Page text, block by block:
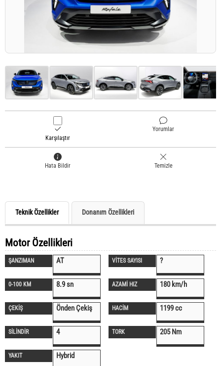
Karşılaştır
Yorumlar
Hata Bildir Temizle
Teknik Özellikler Donanım Özellikleri
Motor Özellikleri
ŞANZIMAN AT VİTES SAYISI ?
0-100 KM 8.9 sn AZAMİ HIZ 180 km/h
ÇEKİŞ Önden Çekiş HACİM 1199 cc
SİLİNDİR 4 TORK 205 Nm
YAKIT Hybrid